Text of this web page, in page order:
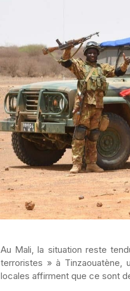
Au Mali, la situation reste
terroristes » à Tinzaouatène,
locales affirment que ce sont